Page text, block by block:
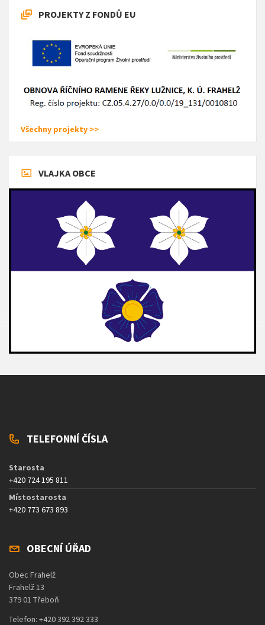
PROJEKTY Z FONDŮ EU
Všechny projekty >>
VLAJKA OBCE
TELEFONNÍ ČÍSLA
Starosta
+420 724 195 811
Místostarosta
+420 773 673 893
OBECNÍ ÚŘAD
Obec Frahelž
Frahelž 13
379 01 Třeboň
Telefon: +420 392 392 333